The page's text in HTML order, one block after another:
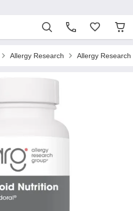
Allergy Research Allergy Research